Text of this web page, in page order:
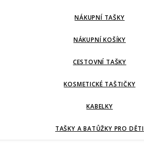
NÁKUPNÍ TAŠKY
NÁKUPNÍ KOŠÍKY
CESTOVNÍ TAŠKY
KOSMETICKÉ TAŠTIČKY
KABELKY
TAŠKY A BATŮŽKY PRO DĚTI